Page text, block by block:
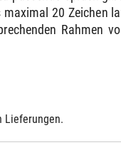
20 Zeichen
Rahmen
Lieferungen.